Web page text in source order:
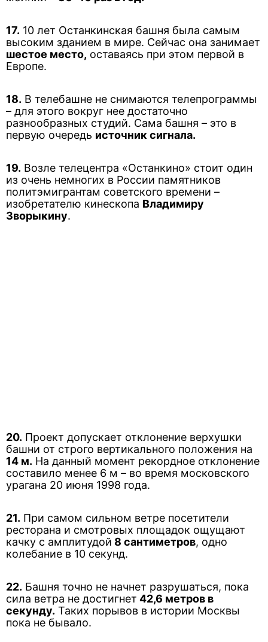
17. 10 лет Останкинская башня была самым
высоким зданием в мире. Сейчас она занимает
шестое место, оставаясь при этом первой в
Европе.
18. В телебашне не снимаются телепрограммы
– для этого вокруг нее достаточно
разнообразных студий. Сама башня – это в
первую очередь источник сигнала.
19. Возле телецентра «Останкино» стоит один
из очень немногих в России памятников
политэмигрантам советского времени –
изобретателю кинескопа Владимиру
Зворыкину.
20. Проект допускает отклонение верхушки
башни от строго вертикального положения на
14 м. На данный момент рекордное отклонение
составило менее 6 м – во время московского
урагана 20 июня 1998 года.
21. При самом сильном ветре посетители
ресторана и смотровых площадок ощущают
качку с амплитудой 8 сантиметров, одно
колебание в 10 секунд.
22. Башня точно не начнет разрушаться, пока
сила ветра не достигнет 42,6 метров в
секунду. Таких порывов в истории Москвы
пока не бывало.